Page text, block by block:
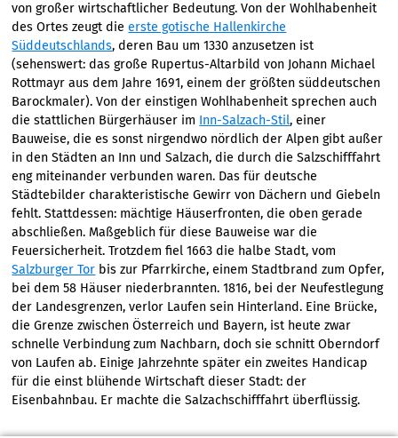
von großer wirtschaftlicher Bedeutung. Von der Wohlhabenheit
des Ortes zeugt dieerste gotische Hallenkirche
Süddeutschlands, deren Bau um 1330 anzusetzen ist
(sehenswert: das große Rupertus-Altarbild von Johann Michael
Rottmayr aus dem Jahre 1691, einem der größten süddeutschen
Barockmaler). Von der einstigen Wohlhabenheit sprechen auch
die stattlichen Bürgerhäuser im Inn-Salzach-Stil, einer
Bauweise, die es sonst nirgendwo nördlich der Alpen gibt außer
in den Städten an Inn und Salzach, die durch die Salzschifffahrt
eng miteinander verbunden waren. Das für deutsche
Städtebilder charakteristische Gewirr von Dächern und Giebeln
fehlt. Stattdessen: mächtige Häuserfronten, die oben gerade
abschließen. Maßgeblich für diese Bauweise war die
Feuersicherheit. Trotzdem fiel 1663 die halbe Stadt, vom
Salzburger Tor bis zur Pfarrkirche, einem Stadtbrand zum Opfer,
bei dem 58 Häuser niederbrannten. 1816, bei der Neufestlegung
der Landesgrenzen, verlor Laufen sein Hinterland. Eine Brücke,
die Grenze zwischen Österreich und Bayern, ist heute zwar
schnelle Verbindung zum Nachbarn, doch sie schnitt Oberndorf
von Laufen ab. Einige Jahrzehnte später ein zweites Handicap
für die einst blühende Wirtschaft dieser Stadt: der
Eisenbahnbau. Er machte die Salzachschifffahrt überflüssig.